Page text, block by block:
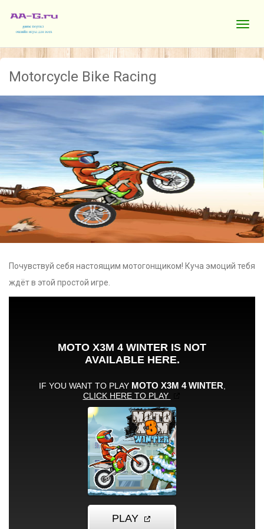
Motorcycle Bike Racing
Почувствуй себя настоящим мотогонщиком! Куча эмоций тебя
ждёт в этой простой игре.